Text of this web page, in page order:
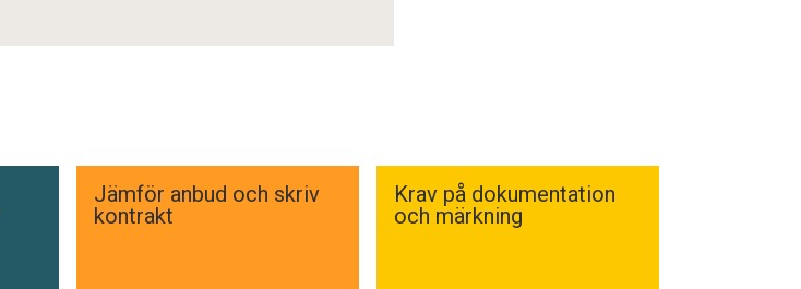
Jämför anbud och skriv
kontrakt
Krav på dokumentation
och märkning